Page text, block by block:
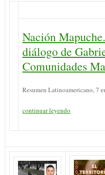
Nación
diálogo de
Comunidades
Resumen Latinoamericano, 7
continuar leyendo